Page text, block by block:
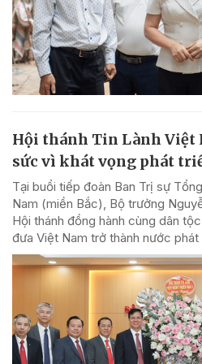
Hội thánh Tin Lành Việt
sức vì khát vọng phát
Tại buổi tiếp đoàn Ban Trị sự
Nam (miền Bắc), Bộ trưởng
Hội thánh đồng hành cùng dân
đưa Việt Nam trở thành nước phát